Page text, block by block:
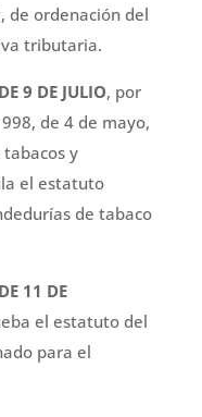
, de ordenación del
tributaria.
9 DE JULIO, por
de 4 de mayo,
y
el estatuto
de tabaco
11 DE
el estatuto del
para el